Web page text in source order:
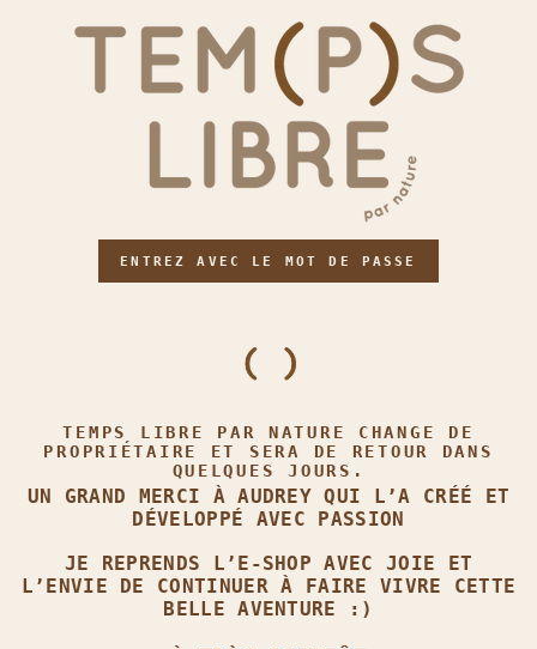
ENTREZ AVEC LE MOT DE PASSE
TEMPS LIBRE PAR NATURE CHANGE DE
PROPRIÉTAIRE ET SERA DE RETOUR DANS
QUELQUES JOURS.
UN GRAND MERCI À AUDREY QUI L’A CRÉÉ ET
DÉVELOPPÉ AVEC PASSION
JE REPRENDS L’E‑SHOP AVEC JOIE ET
L’ENVIE DE CONTINUER À FAIRE VIVRE CETTE
BELLE AVENTURE :)